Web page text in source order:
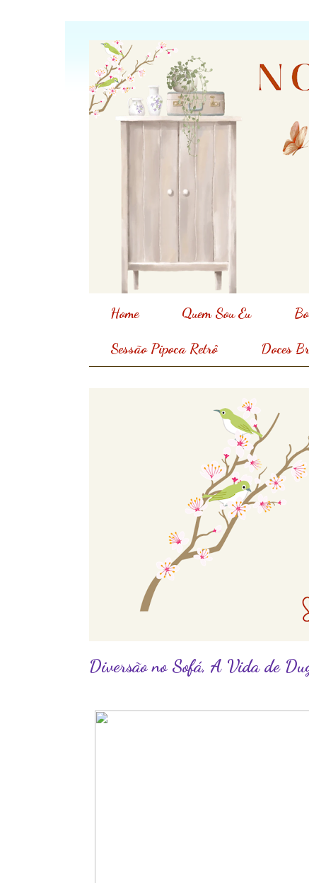
Home Quem Sou Eu
Sessão Pipoca Retrô Doces
Diversão no Sofá, A Vida de